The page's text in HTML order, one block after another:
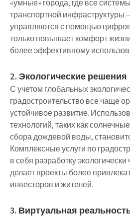
«умные» города, где все
транспортной инфраструктуры
управляются с помощью
только повышает комфорт
более эффективному
2. Экологические решения
С учетом глобальных
градостроительство все чаще
устойчивое развитие.
технологий, таких как
сбора дождевой воды,
Комплексные услуги по
в себя разработку
делает проекты более
инвесторов и жителей.
3. Виртуальная